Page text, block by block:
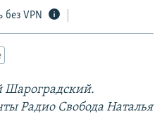
без VPN
Шароградский.
Радио Свобода Наталья